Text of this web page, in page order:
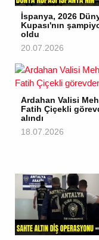
İspanya, 2026
Kupası'nın
oldu
20.07.2026
Ardahan Valisi
Fatih Çiçekli
alındı
18.07.2026